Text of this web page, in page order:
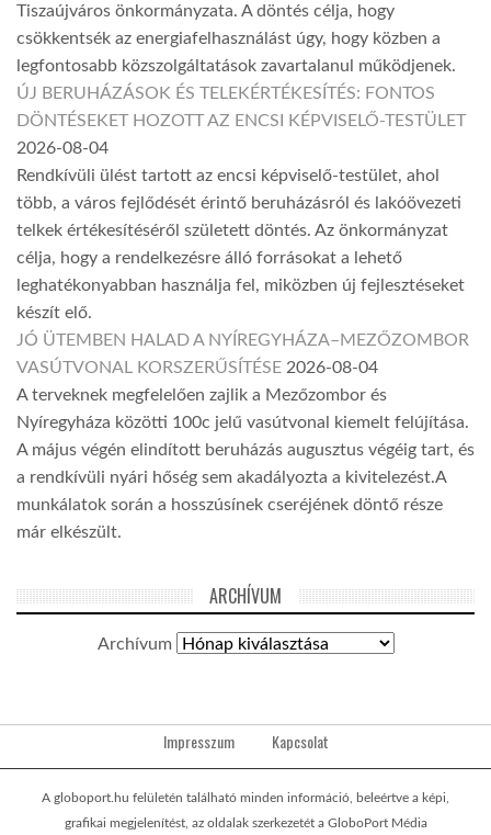
Tiszaújváros önkormányzata. A döntés célja, hogy
csökkentsék az energiafelhasználást úgy, hogy közben a
legfontosabb közszolgáltatások zavartalanul működjenek.
ÚJ BERUHÁZÁSOK ÉS TELEKÉRTÉKESÍTÉS: FONTOS
DÖNTÉSEKET HOZOTT AZ ENCSI KÉPVISELŐ-TESTÜLET
2026-08-04
Rendkívüli ülést tartott az encsi képviselő-testület, ahol
több, a város fejlődését érintő beruházásról és lakóövezeti
telkek értékesítéséről született döntés. Az önkormányzat
célja, hogy a rendelkezésre álló forrásokat a lehető
leghatékonyabban használja fel, miközben új fejlesztéseket
készít elő.
JÓ ÜTEMBEN HALAD A NYÍREGYHÁZA–MEZŐZOMBOR
VASÚTVONAL KORSZERŰSÍTÉSE 2026-08-04
A terveknek megfelelően zajlik a Mezőzombor és
Nyíregyháza közötti 100c jelű vasútvonal kiemelt felújítása.
A május végén elindított beruházás augusztus végéig tart, és
a rendkívüli nyári hőség sem akadályozta a kivitelezést.A
munkálatok során a hosszúsínek cseréjének döntő része
már elkészült.
ARCHÍVUM
Archívum
Impresszum Kapcsolat
A globoport.hu felületén található minden információ, beleértve a képi,
grafikai megjelenítést, az oldalak szerkezetét a GloboPort Média